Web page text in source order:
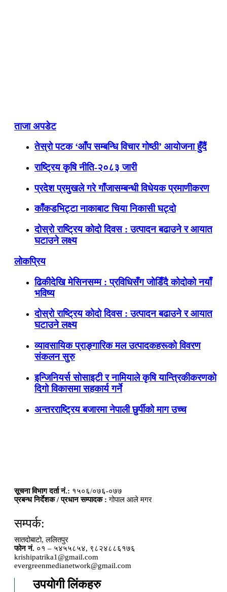
ताजा अपडेट
तेस्रो पटक ‘आँप सम्बन्धि विचार गोष्ठी’ आयोजना हुँदैं
राष्ट्रिय कृषि नीति-२०८३ जारी
प्रदेश प्रमुखले गरे गाँजासम्बन्धी विधेयक प्रमाणीकरण
काँकडभिट्टा नाकाबाट चिया निकासी घट्दो
दोस्रो राष्ट्रिय कोदो दिवस : उत्पादन बढाउने र आयात
घटाउने लक्ष्य
लोकप्रिय
ढिकीदेखि मेसिनसम्म : प्रविधिसँग जोडिँदै कोदोको नयाँ
भविष्य
दोस्रो राष्ट्रिय कोदो दिवस : उत्पादन बढाउने र आयात
घटाउने लक्ष्य
व्यावसायिक प्राङ्गारिक मल उत्पादकहरूको विवरण
संकलन सुरु
इन्जिनियर्स सोसाइटी र नामियाले कृषि यान्त्रिकीकरणको
दिगो विकासमा सहकार्य गर्ने
अन्तरराष्ट्रिय बजारमा नेपाली छुर्पीको माग उच्च
सूचना विभाग दर्ता नं.: १५०६/०७६-०७७
प्रबन्ध निर्देशक / प्रधान सम्पादक : गोपाल आले मगर
सम्पर्क:
सातदोबाटो, ललितपुर
फोन नं. ०१ – ५४५५८५४, ९८२४८८६१७६
krishipatrika1@gmail.com
evergreenmedianetwork@gmail.com
उपयोगी लिंकहरु